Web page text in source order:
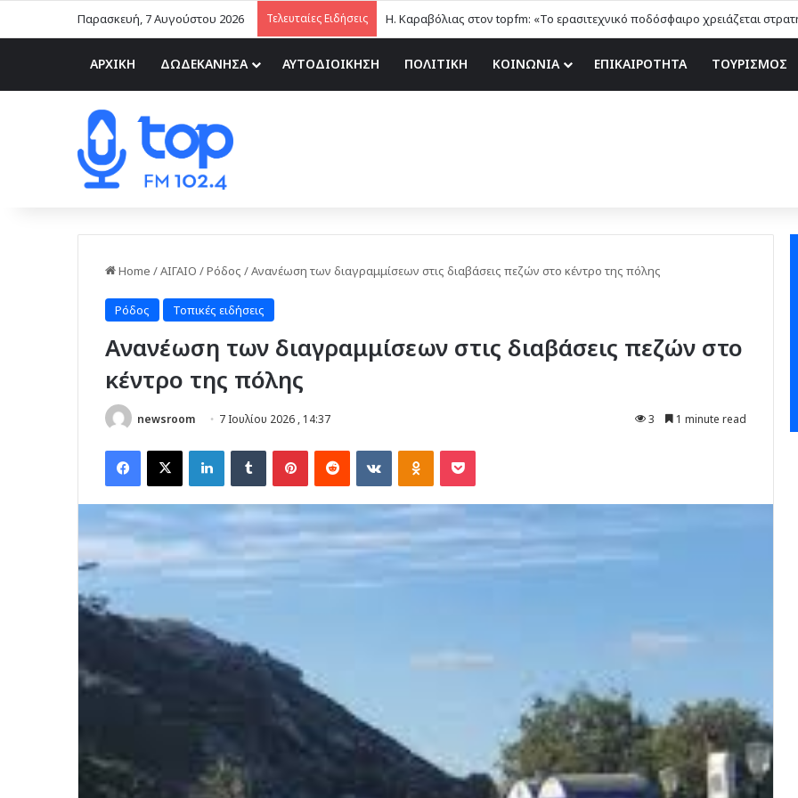
Παρασκευή, 7 Αυγούστου 2026 Τελευταίες Ειδήσεις
ΑΡΧΙΚΗ ΔΩΔΕΚΑΝΗΣΑ ΑΥΤΟΔΙΟΙΚΗΣΗ ΠΟΛΙΤΙΚΗ ΚΟΙΝΩΝΙΑ ΕΠΙΚΑΙΡΟΤΗΤΑ ΤΟΥΡΙΣΜΟΣ
Home /ΑΙΓΑΙΟ /Ρόδος /Ανανέωση των διαγραμμίσεων στις διαβάσεις πεζών στο κέντρο της πόλης
Ρόδος Τοπικές ειδήσεις
Ανανέωση των διαγραμμίσεων στις διαβάσεις πεζών στο
κέντρο της πόλης
newsroom 7 Ιουλίου 2026 , 14:37 3 1 minute read
Facebook
X LinkedInTumblr PinterestReddit VKontakteOdnoklassniki
Pocket